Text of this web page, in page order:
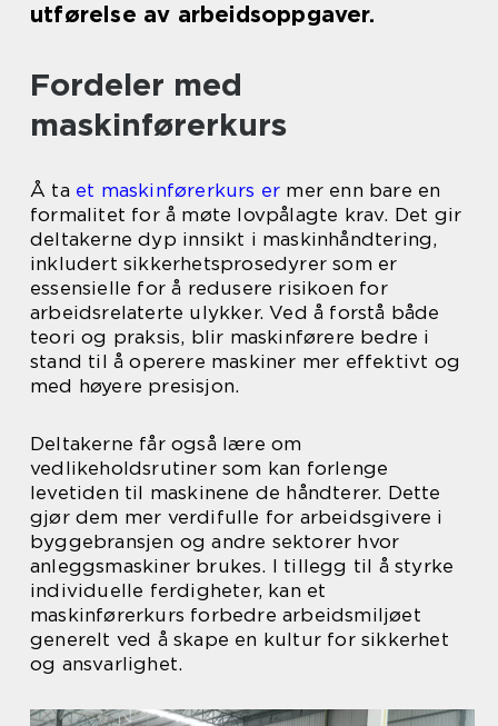
utførelse av arbeidsoppgaver.
Fordeler med
maskinførerkurs
Å ta et maskinførerkurs er mer enn bare en
formalitet for å møte lovpålagte krav. Det gir
deltakerne dyp innsikt i maskinhåndtering,
inkludert sikkerhetsprosedyrer som er
essensielle for å redusere risikoen for
arbeidsrelaterte ulykker. Ved å forstå både
teori og praksis, blir maskinførere bedre i
stand til å operere maskiner mer effektivt og
med høyere presisjon.
Deltakerne får også lære om
vedlikeholdsrutiner som kan forlenge
levetiden til maskinene de håndterer. Dette
gjør dem mer verdifulle for arbeidsgivere i
byggebransjen og andre sektorer hvor
anleggsmaskiner brukes. I tillegg til å styrke
individuelle ferdigheter, kan et
maskinførerkurs forbedre arbeidsmiljøet
generelt ved å skape en kultur for sikkerhet
og ansvarlighet.